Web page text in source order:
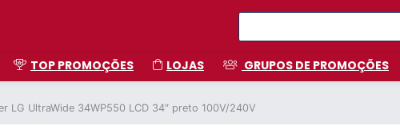
TOP PROMOÇÕES LOJAS GRUPOS DE PROMOÇÕES
LG UltraWide 34WP550 LCD 34″ preto 100V/240V